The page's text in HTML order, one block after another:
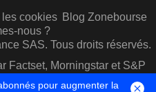
les cookies Blog Zonebourse
nous ?
SAS. Tous droits réservés.
Factset, Morningstar et S&P
IQ
pour augmenter la